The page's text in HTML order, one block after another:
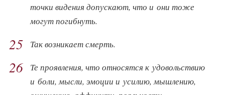
точки видения допускают, что и они тоже
могут погибнуть.
25 Так возникает смерть.
26
Те проявления, что относятся к удовольствию
и боли, мысли, эмоции и усилию, мышлению,